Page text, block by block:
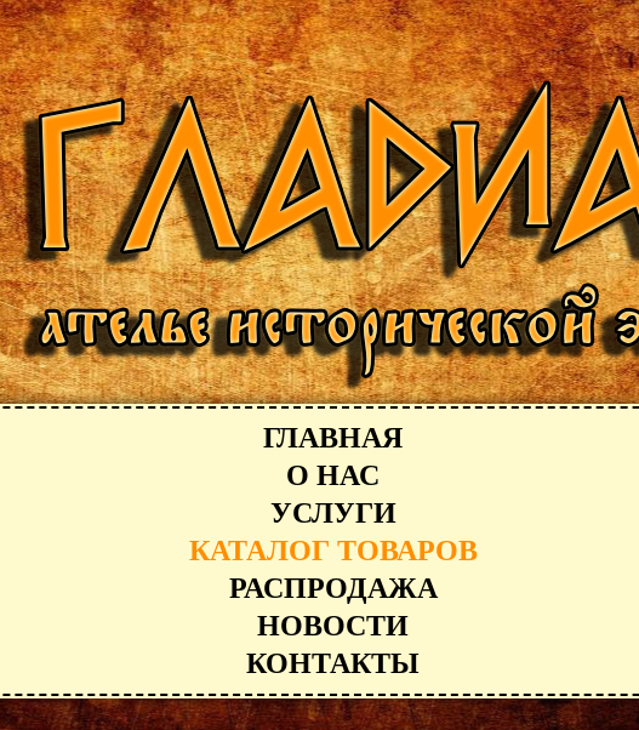
ГЛАВНАЯ
О НАС
УСЛУГИ
КАТАЛОГ ТОВАРОВ
РАСПРОДАЖА
НОВОСТИ
КОНТАКТЫ